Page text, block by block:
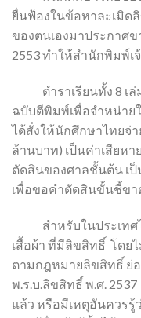
ยื่นฟ้องในข้อหาละเมิดลิ
ของตนเองมาประกาศข
2553 ทำให้สำนักพิมพ์เ
ตำราเรียนทั้ง 8 เล่ม
ฉบับตีพิมพ์เพื่อจำหน่าย
ได้สั่งให้นักศึกษาไทยจ่า
ล้านบาท) เป็นค่าเสียห
ตัดสินของศาลชั้นต้น เ
เพื่อขอคำตัดสินขั้นชี้ขา
สำหรับในประเทศไ
เสื้อผ้า ที่มีลิขสิทธิ์ โดย
ตามกฎหมายลิขสิทธิ์ ย่
พ.ร.บ.ลิขสิทธิ์ พ.ศ.
แล้ว หรือมีเหตุอันควร